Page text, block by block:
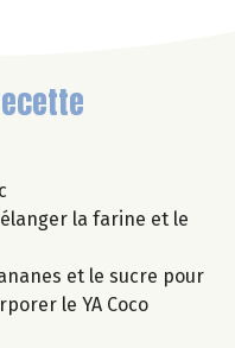
la farine et le
et le sucre pour
le YA Coco